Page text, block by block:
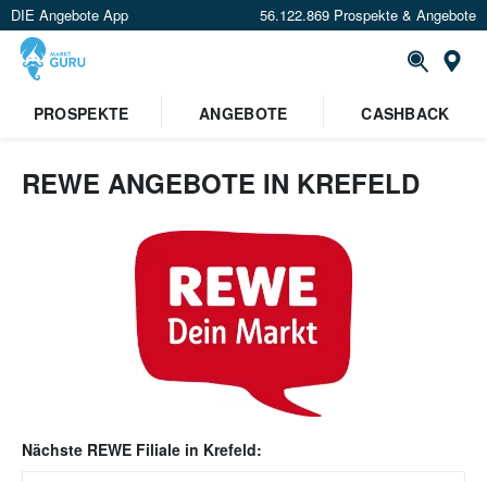
DIE Angebote App 56.122.869 Prospekte & Angebote
PROSPEKTE
ANGEBOTE CASHBACK
REWE ANGEBOTE IN KREFELD
Nächste REWE Filiale in Krefeld: